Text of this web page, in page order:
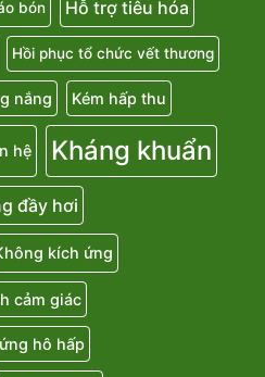
bón Hỗ trợ tiêu hóa
Hồi phục tổ chức vết thương
nắng Kém hấp thu
hệ Kháng khuẩn
đầy hơi
kích ứng
cảm giác
hô hấp